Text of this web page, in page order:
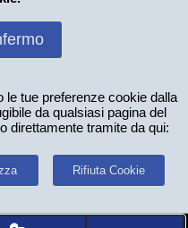
le tue preferenze cookie dalla
da qualsiasi pagina del
direttamente tramite da qui:
Rifiuta Cookie